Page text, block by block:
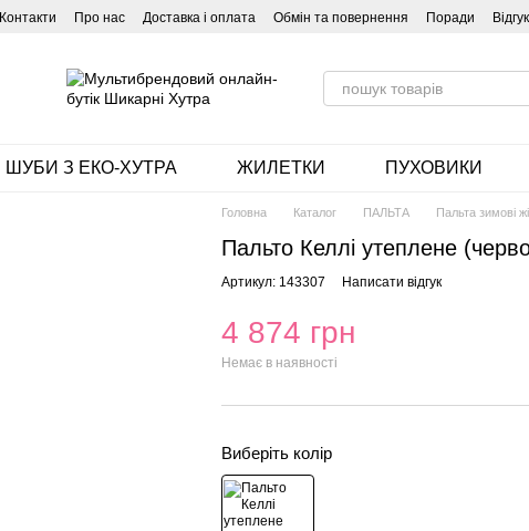
Контакти Про нас Доставка і оплата Обмін та повернення Поради
ШУБИ З ЕКО-ХУТРА ЖИЛЕТКИ ПУХОВИКИ
Головна Каталог ПАЛЬТА Пальта зимові
Пальто Келлі утеплене
Артикул: 143307 Написати відгук
4 874 грн
Немає в наявності
Виберіть колір